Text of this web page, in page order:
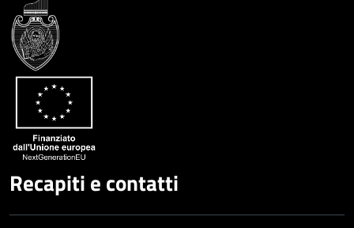
Recapiti e contatti